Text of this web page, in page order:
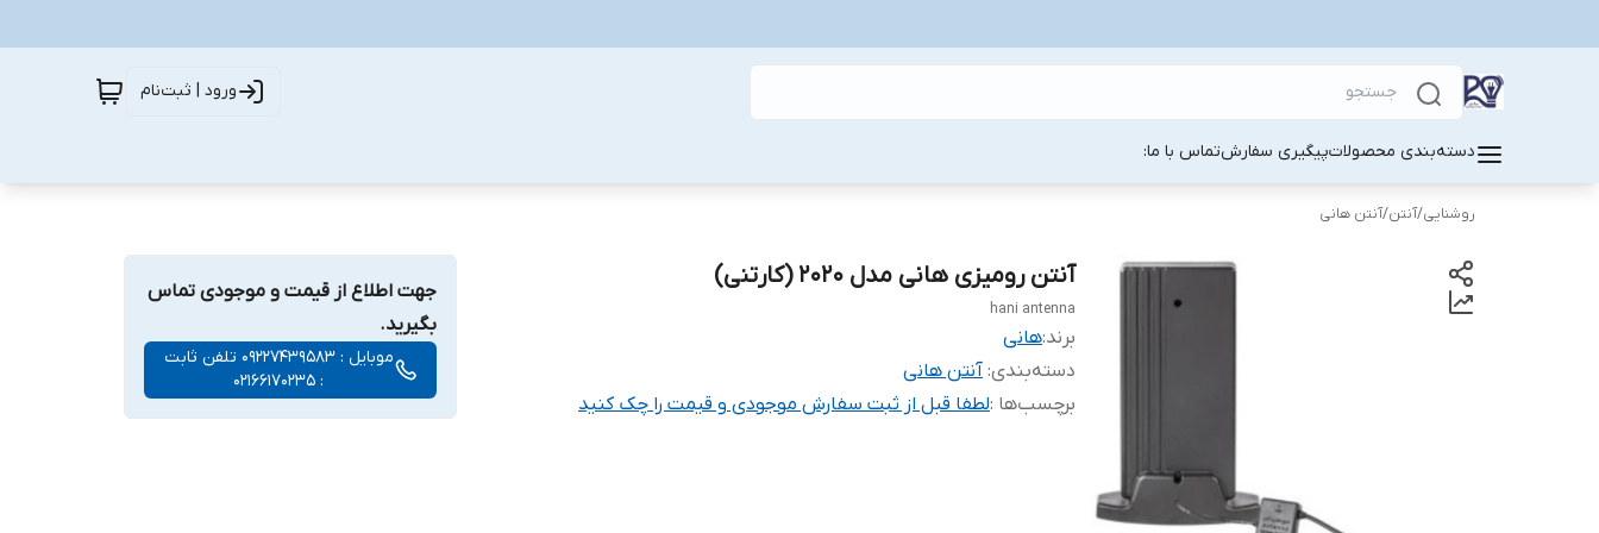
ورود | ثبت‌نام
دسته‌بندی محصولاتپیگیری سفارشتماس با ما:
روشنایی/آنتن/آنتن هانی
آنتن رومیزی هانی مدل 2020 (کارتنی)
hani antenna
برند:هانی
دسته‌بندی: آنتن هانی
برچسب‌ها :لطفا قبل از ثبت سفارش موجودی و قیمت را چک کنید
جهت اطلاع از قیمت و موجودی تماس
بگیرید.
موبایل : 09227439583 تلفن ثابت
: 02166170235